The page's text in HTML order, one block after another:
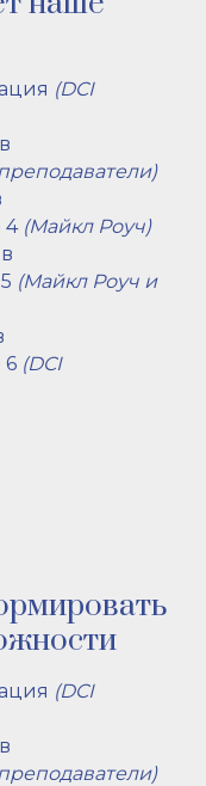
(DCI
4 (Майкл Роуч)
(Майкл Роуч и
6 (DCI
(DCI